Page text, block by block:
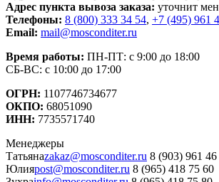
Адрес пункта вывоза заказа: уточнит
Телефоны: 8 (800) 333 34 54, +7 (495) 961
Email: mail@mosconditer.ru
Время работы: ПН-ПТ: с 9:00 до 18:00
СБ-ВС: с 10:00 до 17:00
ОГРН: 1107746734677
ОКПО: 68051090
ИНН: 7735571740
Менеджеры
Татьянаzakaz@mosconditer.ru 8 (903) 961 46
Юлияpost@mosconditer.ru 8 (965) 418 75 60